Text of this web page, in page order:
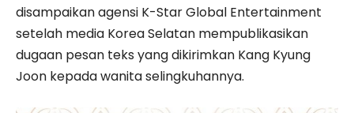
disampaikan agensi K-Star Global Entertainment
setelah media Korea Selatan mempublikasikan
dugaan pesan teks yang dikirimkan Kang Kyung
Joon kepada wanita selingkuhannya.